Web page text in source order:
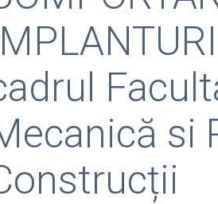
si